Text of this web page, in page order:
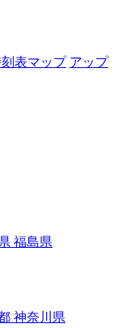
刻表マップ アップ
福島県
神奈川県